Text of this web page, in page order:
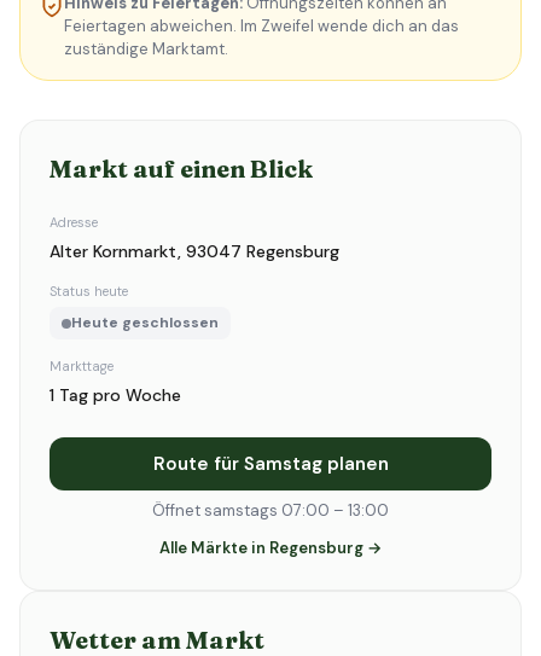
Feiertagen abweichen. Im Zweifel wende dich an das
zuständige Marktamt.
Markt auf einen Blick
Adresse
Alter Kornmarkt, 93047 Regensburg
Status heute
Heute geschlossen
Markttage
1 Tag pro Woche
Route für Samstag planen
Öffnet samstags 07:00 – 13:00
Alle Märkte in Regensburg →
Wetter am Markt